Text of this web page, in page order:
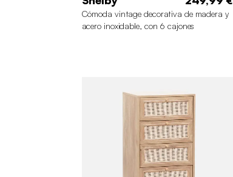
Cómoda vintage decorativa de madera y
acero inoxidable, con 6 cajones